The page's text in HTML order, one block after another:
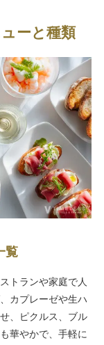
ーと種類
覧
トランや家庭で人
カプレーゼや生ハ
、ピクルス、ブル
華やかで、手軽に